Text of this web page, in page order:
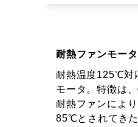
耐熱ファンモータ
耐熱温度125℃対
モータ。特徴は
耐熱ファンによ
85℃とされてき